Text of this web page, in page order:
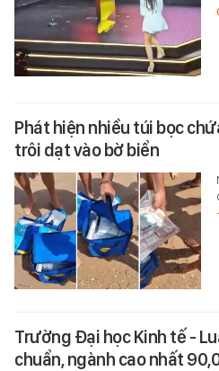
Phát hiện nhiều túi bọc
trôi dạt vào bờ biển
Trường Đại học Kinh tế -
chuẩn, ngành cao nhất